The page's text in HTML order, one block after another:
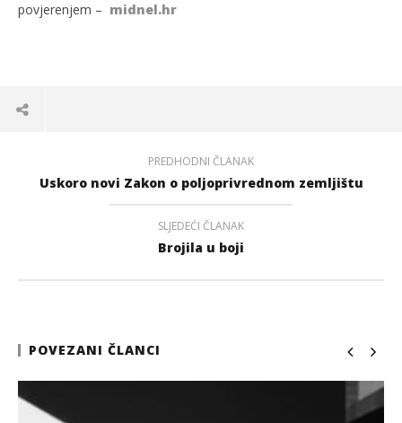
povjerenjem – midnel.hr
PREDHODNI ČLANAK
Uskoro novi Zakon o poljoprivrednom zemljištu
SLJEDEĆI ČLANAK
Brojila u boji
POVEZANI ČLANCI